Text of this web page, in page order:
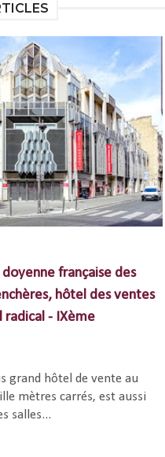
française des
hôtel des ventes
radical - IXème
grand hôtel de vente au
mètres carrés, est aussi
salles...